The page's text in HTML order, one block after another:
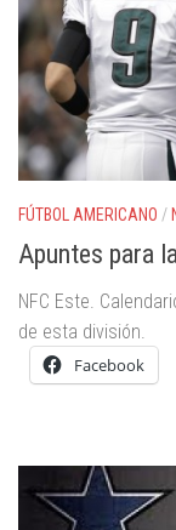
FÚTBOL AMERICANO /
Apuntes para
NFC Este.
de esta división.
Facebook